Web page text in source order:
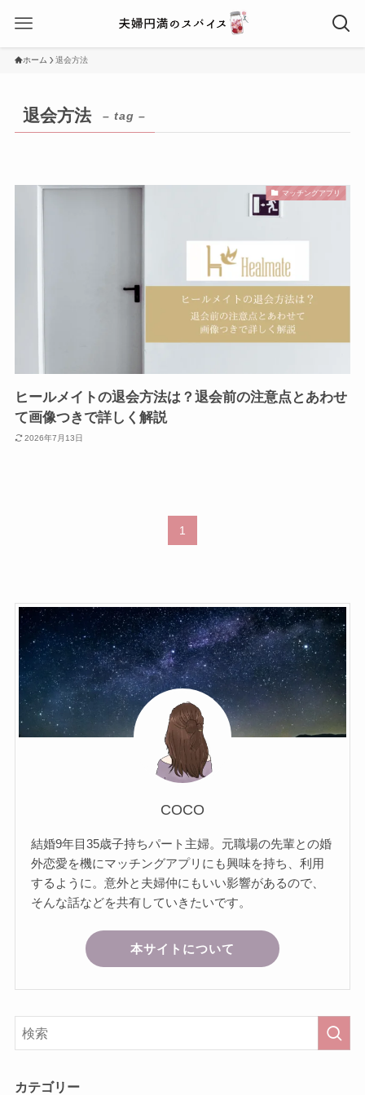
ホーム 退会方法
退会方法 – tag –
マッチングアプリ
ヒールメイトの退会方法は？退会前の注意点とあわせ
て画像つきで詳しく解説
2026年7月13日
1
COCO
結婚9年目35歳子持ちパート主婦。元職場の先輩との婚
外恋愛を機にマッチングアプリにも興味を持ち、利用
するように。意外と夫婦仲にもいい影響があるので、
そんな話などを共有していきたいです。
本サイトについて
カテゴリー